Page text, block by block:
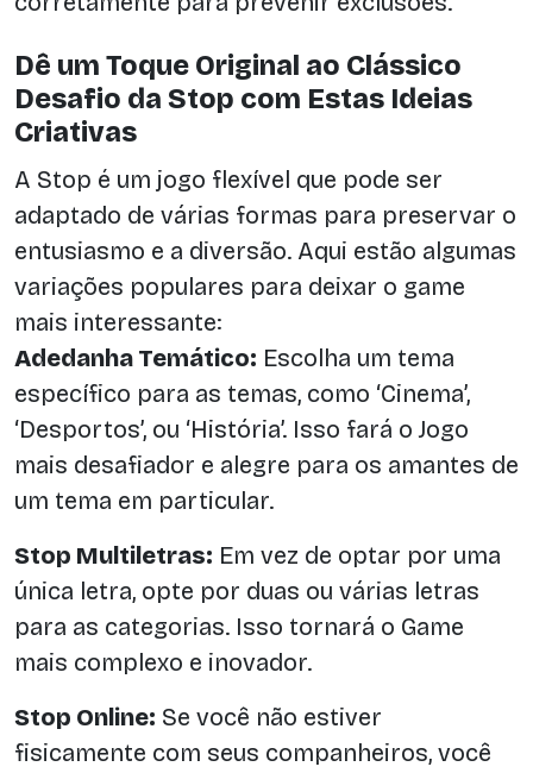
Dê um Toque Original ao Clássico
Desafio da Stop com Estas Ideias
Criativas
A Stop é um jogo flexível que pode ser
adaptado de várias formas para preservar o
entusiasmo e a diversão. Aqui estão algumas
variações populares para deixar o game
mais interessante:
Adedanha Temático: Escolha um tema
específico para as temas, como ‘Cinema’,
‘Desportos’, ou ‘História’. Isso fará o Jogo
mais desafiador e alegre para os amantes de
um tema em particular.
Stop Multiletras: Em vez de optar por uma
única letra, opte por duas ou várias letras
para as categorias. Isso tornará o Game
mais complexo e inovador.
Stop Online: Se você não estiver
fisicamente com seus companheiros, você